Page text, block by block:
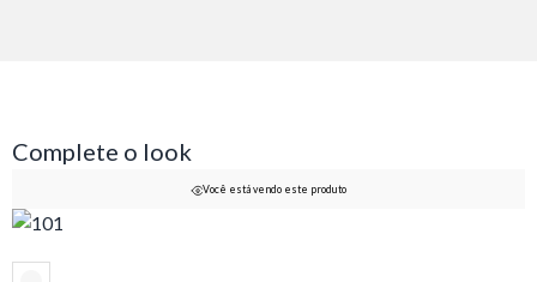
Complete o look
Você está vendo este produto